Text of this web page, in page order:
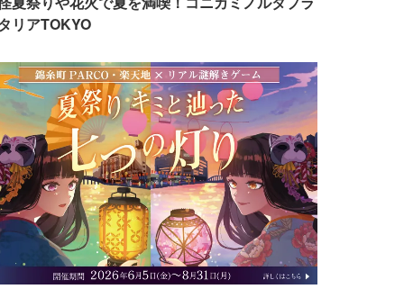
リアTOKYO